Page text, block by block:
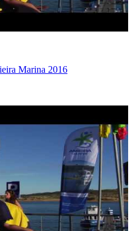
Marina 2016